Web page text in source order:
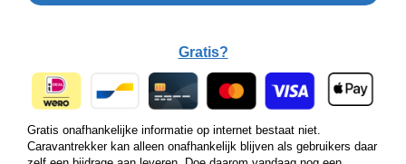
Gratis?
Gratis onafhankelijke informatie op internet bestaat niet.
Caravantrekker kan alleen onafhankelijk blijven als gebruikers daar